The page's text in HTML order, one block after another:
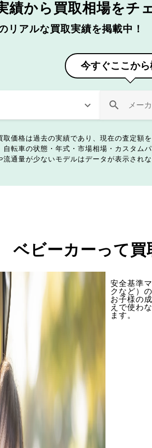
績から 買取相場をチ
リアルな買取実績を掲載中！
今すぐここから
取価格は過去の実績であり、現在の査定額
自転車の状態・年式・市場相場・カスタム
流通量が少ないモデルはデータが表示されな
ベビーカーって買
安全基準
クなど）
お子様の
えで使わ
ます。